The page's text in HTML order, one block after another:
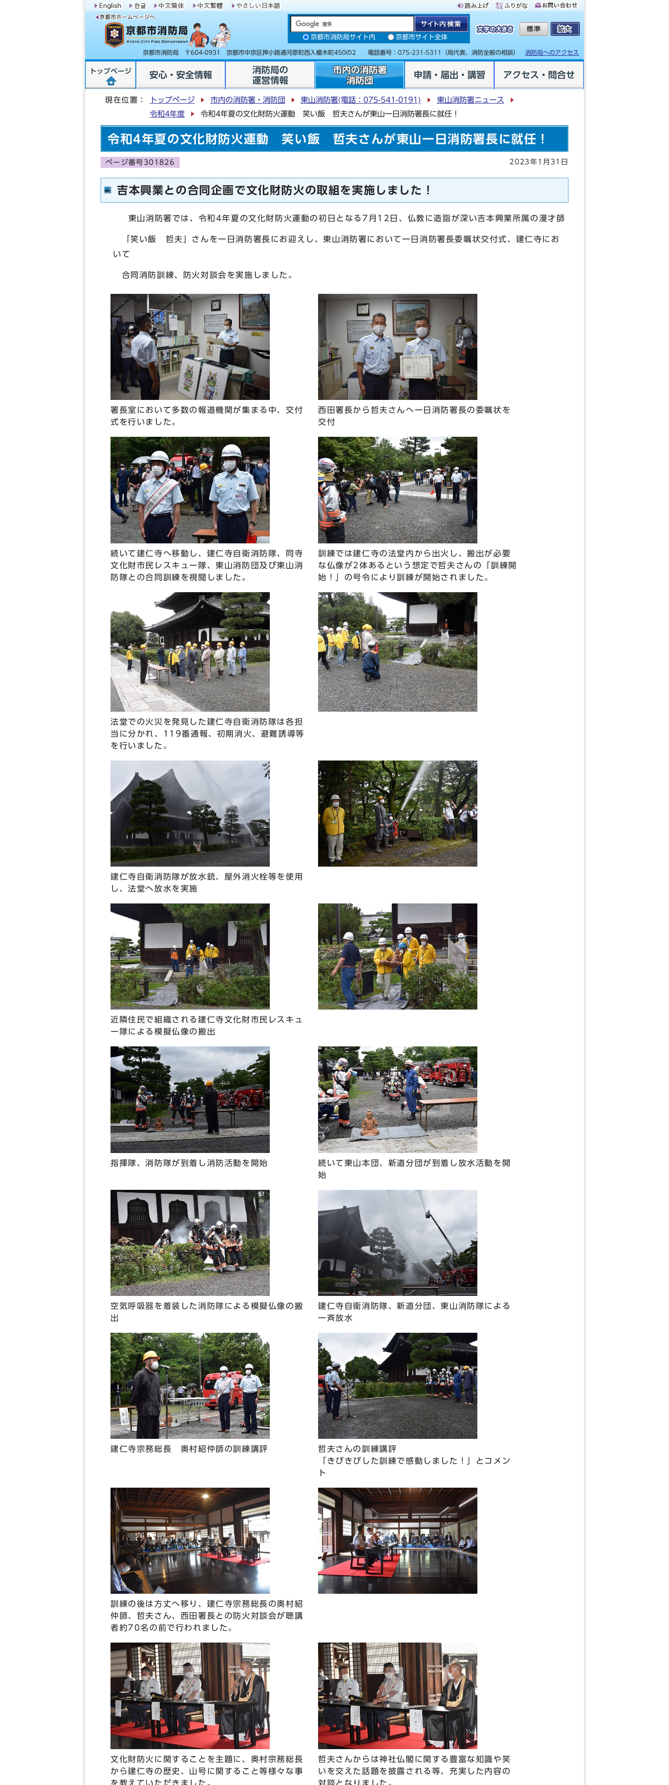
京都市消防局サイト内 京都市サイト全体
京都市消防局 〒604-0931 京都市中京区押小路通河原町西入榎木町450の2 電話番号： 075-231-5311 （局代表、消防全般の相談） 消防局へのアクセス
トップページ 安心・安全情報
消防局の
運営情報
市内の消防署
消防団
申請・届出・講習 アクセス・問合せ
現在位置： トップページ 市内の消防署・消防団 東山消防署(電話：075-541-0191)
東山消防署ニュース
令和4年度
令和4年夏の文化財防火運動 笑い飯 哲夫さんが東山一日消防署長に就任！
令和4年夏の文化財防火運動 笑い飯 哲夫さんが東山一日消防署長に就任！
ページ番号301826 2023年1月31日
吉本興業との合同企画で文化財防火の取組を実施しました！
東山消防署では、令和4年夏の文化財防火運動の初日となる7月12日、仏教に造詣が深い吉本興業所属の漫才師
「笑い飯 哲夫」さんを一日消防署長にお迎えし、東山消防署において一日消防署長委嘱状交付式、建仁寺にお
いて
合同消防訓練、防火対談会を実施しました。
署長室において多数の報道機関が集まる中、交付
式を行いました。
西田署長から哲夫さんへ一日消防署長の委嘱状を
交付
続いて建仁寺へ移動し、建仁寺自衛消防隊、同寺
文化財市民レスキュー隊、東山消防団及び東山消
防隊との合同訓練を視閲しました。
訓練では建仁寺の法堂内から出火し、搬出が必要
な仏像が2体あるという想定で哲夫さんの「訓練開
始！」の号令により訓練が開始されました。
法堂での火災を発見した建仁寺自衛消防隊は各担
当に分かれ、119番通報、初期消火、避難誘導等
を行いました。
建仁寺自衛消防隊が放水銃、屋外消火栓等を使用
し、法堂へ放水を実施
近隣住民で組織される建仁寺文化財市民レスキュ
ー隊による模擬仏像の搬出
指揮隊、消防隊が到着し消防活動を開始
続いて東山本団、新道分団が到着し放水活動を開
始
空気呼吸器を着装した消防隊による模擬仏像の搬
出
建仁寺自衛消防隊、新道分団、東山消防隊による
一斉放水
建仁寺宗務総長 奥村紹仲師の訓練講評
哲夫さんの訓練講評
「きびきびした訓練で感動しました！」とコメン
ト
訓練の後は方丈へ移り、建仁寺宗務総長の奥村紹
仲師、哲夫さん、西田署長との防火対談会が聴講
者約70名の前で行われました。
文化財防火に関することを主題に、奥村宗務総長
から建仁寺の歴史、山号に関すること等様々な事
を教えていただきました。
哲夫さんからは神社仏閣に関する豊富な知識や笑
いを交えた話題を披露される等、充実した内容の
対談となりました。